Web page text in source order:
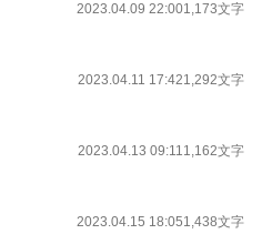
2023.04.09 22:001,173文字
2023.04.11 17:421,292文字
2023.04.13 09:111,162文字
2023.04.15 18:051,438文字